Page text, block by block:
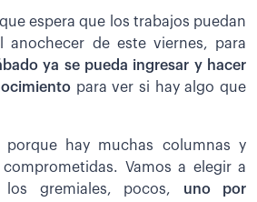
espera que los trabajos puedan
anochecer de este viernes, para
ya se pueda ingresar y hacer
para ver si hay algo que
porque hay muchas columnas y
Vamos a elegir a
los gremiales, pocos, uno por